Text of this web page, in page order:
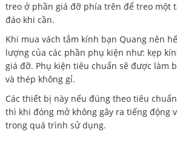
treo ở phần giá đỡ phía trên để treo một
đáo khi cần.
Khi mua vách tắm kính bạn Quang nên
lượng của các phần phụ kiện như: kẹp
giá đỡ. Phụ kiện tiêu chuẩn sẽ được làm
và thép không gỉ.
Các thiết bị này nếu đúng theo tiêu
thì khi đóng mở không gây ra tiếng động
trong quá trình sử dụng.